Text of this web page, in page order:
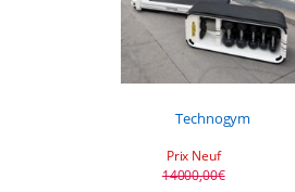
Technogym
Prix Neuf
14000,00€
Le prix initial était :
Le prix actuel est :